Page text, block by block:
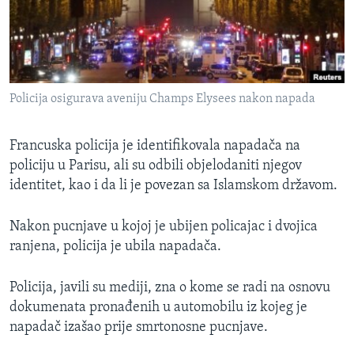
MAGAZIN
O GLASU AMERIKE
Learning English
Policija osigurava aveniju Champs Elysees nakon napada
Francuska policija je identifikovala napadača na
policiju u Parisu, ali su odbili objelodaniti njegov
identitet, kao i da li je povezan sa Islamskom državom.
Nakon pucnjave u kojoj je ubijen policajac i dvojica
ranjena, policija je ubila napadača.
Policija, javili su mediji, zna o kome se radi na osnovu
dokumenata pronađenih u automobilu iz kojeg je
napadač izašao prije smrtonosne pucnjave.